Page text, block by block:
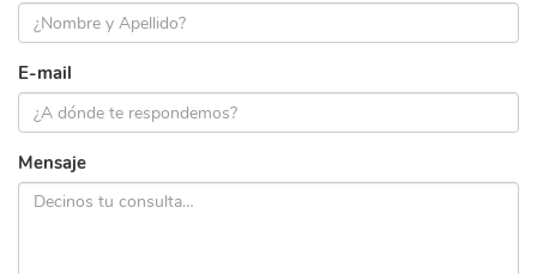
E-mail
Mensaje